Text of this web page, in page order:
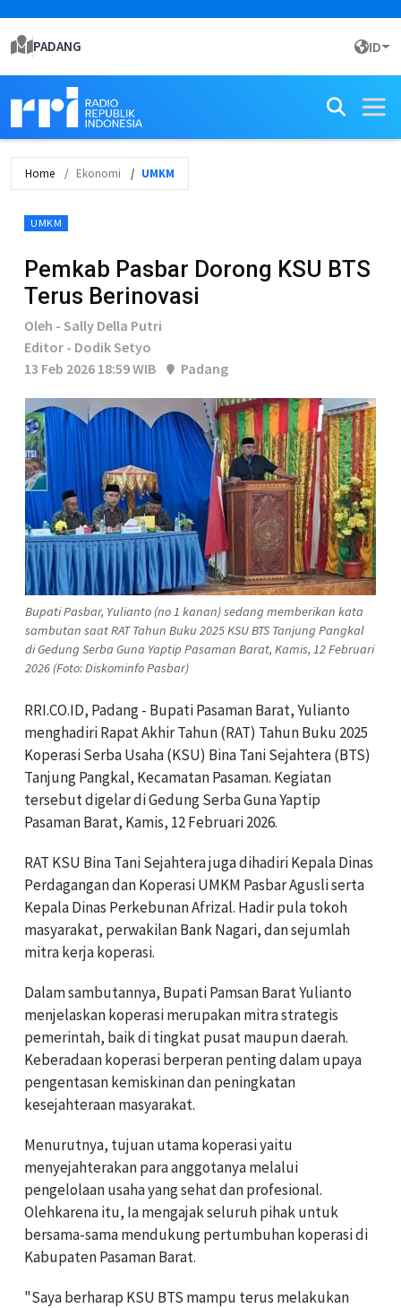
PADANG ID
Home Ekonomi UMKM
UMKM
Pemkab Pasbar Dorong KSU BTS
Terus Berinovasi
Oleh - Sally Della Putri
Editor - Dodik Setyo
13 Feb 2026 18:59 WIB
Padang
Bupati Pasbar, Yulianto (no 1 kanan) sedang memberikan kata
sambutan saat RAT Tahun Buku 2025 KSU BTS Tanjung Pangkal
di Gedung Serba Guna Yaptip Pasaman Barat, Kamis, 12 Februari
2026 (Foto: Diskominfo Pasbar)
RRI.CO.ID, Padang - Bupati Pasaman Barat, Yulianto
menghadiri Rapat Akhir Tahun (RAT) Tahun Buku 2025
Koperasi Serba Usaha (KSU) Bina Tani Sejahtera (BTS)
Tanjung Pangkal, Kecamatan Pasaman. Kegiatan
tersebut digelar di Gedung Serba Guna Yaptip
Pasaman Barat, Kamis, 12 Februari 2026.
RAT KSU Bina Tani Sejahtera juga dihadiri Kepala Dinas
Perdagangan dan Koperasi UMKM Pasbar Agusli serta
Kepala Dinas Perkebunan Afrizal. Hadir pula tokoh
masyarakat, perwakilan Bank Nagari, dan sejumlah
mitra kerja koperasi.
Dalam sambutannya, Bupati Pamsan Barat Yulianto
menjelaskan koperasi merupakan mitra strategis
pemerintah, baik di tingkat pusat maupun daerah.
Keberadaan koperasi berperan penting dalam upaya
pengentasan kemiskinan dan peningkatan
kesejahteraan masyarakat.
Menurutnya, tujuan utama koperasi yaitu
menyejahterakan para anggotanya melalui
pengelolaan usaha yang sehat dan profesional.
Olehkarena itu, Ia mengajak seluruh pihak untuk
bersama-sama mendukung pertumbuhan koperasi di
Kabupaten Pasaman Barat.
"Saya berharap KSU BTS mampu terus melakukan